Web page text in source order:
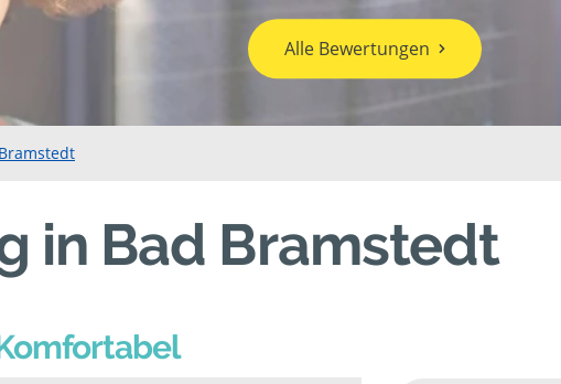
Alle Bewertungen
in Bad Bramstedt